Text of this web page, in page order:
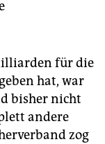
für die
hat, war
bisher nicht
andere
zog